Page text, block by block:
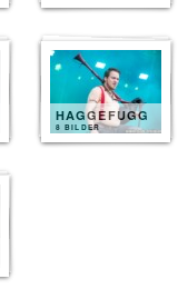
HAGGEFUGG
8 BILDER